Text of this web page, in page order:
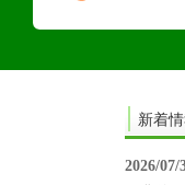
新着
2026/07/